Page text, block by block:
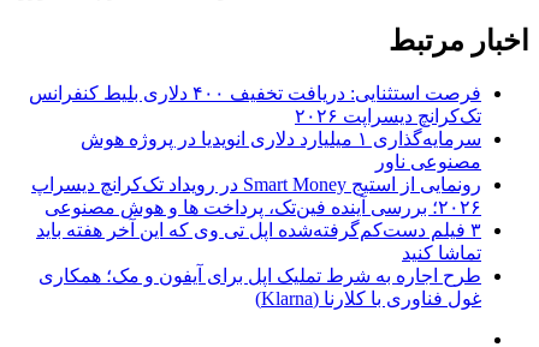
اخبار مرتبط
فرصت استثنایی: دریافت تخفیف ۴۰۰ دلاری بلیط کنفرانس
تک‌کرانچ دیسراپت ۲۰۲۶
سرمایه‌گذاری ۱ میلیارد دلاری انویدیا در پروژه هوش
مصنوعی ناور
رونمایی از استیج Smart Money در رویداد تک‌کرانچ دیسراپ
۲۰۲۶؛ بررسی آینده فین‌تک، پرداخت‌ ها و هوش مصنوعی
۳ فیلم دست‌کم‌گرفته‌شده اپل تی وی که این آخر هفته باید
تماشا کنید
طرح اجاره به شرط تملیک اپل برای آیفون و مک؛ همکاری
غول فناوری با کلارنا (Klarna)